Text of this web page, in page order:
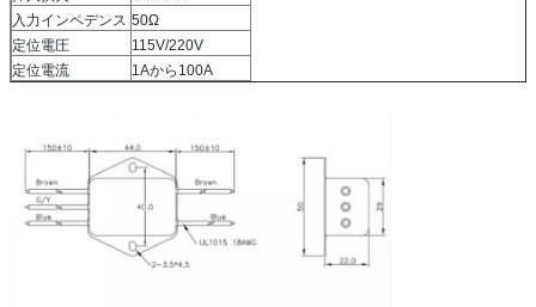
入力インペデンス 50Ω
定位電圧
115V/220V
定位電流
1Aから100A